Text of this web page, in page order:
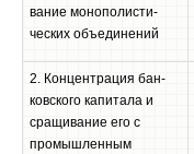
вание монополисти­
ческих объединений
2. Концентрация бан­
ковского капитала и
сращивание его с
промышленным